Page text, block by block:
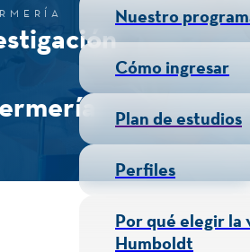
Nuestro
Cómo ingresar
Plan de estudios
Perfiles
Por qué elegir la
Humboldt